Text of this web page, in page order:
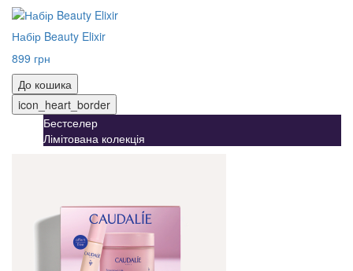
Набір Beauty Elixir
899 грн
До кошика
icon_heart_border
Бестселер
Лімітована колекція